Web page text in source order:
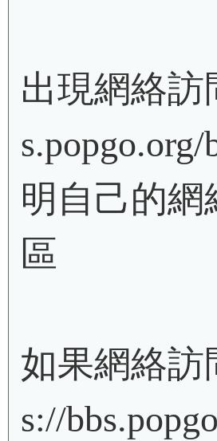
出現網絡訪
明自己的
區
如果網絡訪
s://